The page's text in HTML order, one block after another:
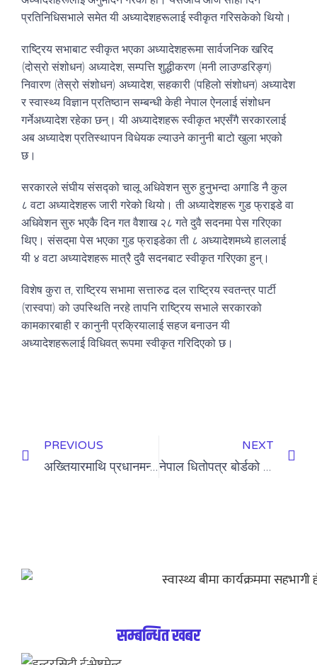
प्रतिनिधिसभाले समेत यी अध्यादेशहरूलाई स्वीकृत गरिसकेको थियो।
राष्ट्रिय सभाबाट स्वीकृत भएका अध्यादेशहरूमा सार्वजनिक खरिद
(दोस्रो संशोधन) अध्यादेश, सम्पत्ति शुद्धीकरण (मनी लाउण्डरिङ्ग)
निवारण (तेस्रो संशोधन) अध्यादेश, सहकारी (पहिलो संशोधन) अध्यादेश
र स्वास्थ्य विज्ञान प्रतिष्ठान सम्बन्धी केही नेपाल ऐनलाई संशोधन
गर्नेअध्यादेश रहेका छन्। यी अध्यादेशहरू स्वीकृत भएसँगै सरकारलाई
अब अध्यादेश प्रतिस्थापन विधेयक ल्याउने कानुनी बाटो खुला भएको
छ।
सरकारले संघीय संसद्को चालू अधिवेशन सुरु हुनुभन्दा अगाडि नै कुल
८ वटा अध्यादेशहरू जारी गरेको थियो। ती अध्यादेशहरू गुड फ्राइडे वा
अधिवेशन सुरु भएकै दिन गत वैशाख २८ गते दुवै सदनमा पेस गरिएका
थिए। संसद्‌मा पेस भएका गुड फ्राइडेका ती ८ अध्यादेशमध्ये हाललाई
यी ४ वटा अध्यादेशहरू मात्रै दुवै सदनबाट स्वीकृत गरिएका हुन्।
विशेष कुरा त, राष्ट्रिय सभामा सत्तारुढ दल राष्ट्रिय स्वतन्त्र पार्टी
(रास्वपा) को उपस्थिति नरहे तापनि राष्ट्रिय सभाले सरकारको
कामकारबाही र कानुनी प्रक्रियालाई सहज बनाउन यी
अध्यादेशहरूलाई विधिवत् रूपमा स्वीकृत गरिदिएको छ।
PREVIOUS
अख्तियारमाथि प्रधानमन्त्रीको हस्तक्षेप आपत्तिजनक भन्दै कांग्रेसद्वारा संसदीय समितिको माग
NEXT
नेपाल धितोपत्र बोर्डको अध्यक्षमा डा. गोपाल प्रसाद भट्ट
सम्बन्धित खबर